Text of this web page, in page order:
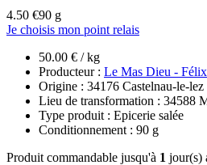
4.50 €90 g
Je choisis mon point relais
50.00 € / kg
Producteur : Le Mas Dieu -
Origine : 34176 Castelnau-le-lez
Lieu de transformation : 34588
Type produit : Epicerie salée
Conditionnement : 90 g
Produit commandable jusqu'à 1 jour(s)